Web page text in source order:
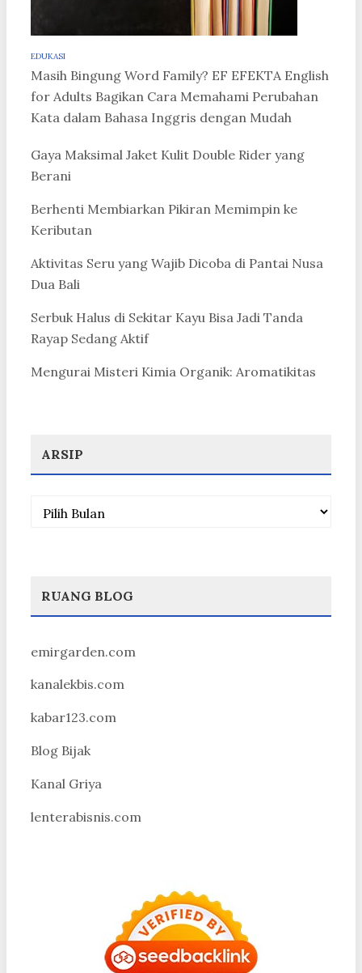
EDUKASI
Masih Bingung Word Family? EF EFEKTA English
for Adults Bagikan Cara Memahami Perubahan
Kata dalam Bahasa Inggris dengan Mudah
Gaya Maksimal Jaket Kulit Double Rider yang
Berani
Berhenti Membiarkan Pikiran Memimpin ke
Keributan
Aktivitas Seru yang Wajib Dicoba di Pantai Nusa
Dua Bali
Serbuk Halus di Sekitar Kayu Bisa Jadi Tanda
Rayap Sedang Aktif
Mengurai Misteri Kimia Organik: Aromatikitas
ARSIP
Arsip
RUANG BLOG
emirgarden.com
kanalekbis.com
kabar123.com
Blog Bijak
Kanal Griya
lenterabisnis.com